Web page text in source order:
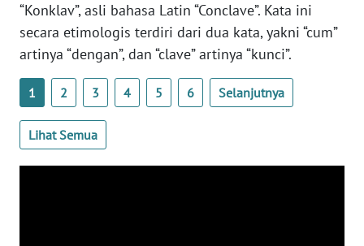
“Konklav”, asli bahasa Latin “Conclave”. Kata ini
secara etimologis terdiri dari dua kata, yakni “cum”
artinya “dengan”, dan “clave” artinya “kunci”.
1 2 3 4 5 6 Selanjutnya
Lihat Semua
WN
SUMSEL
WN
BENGKULU